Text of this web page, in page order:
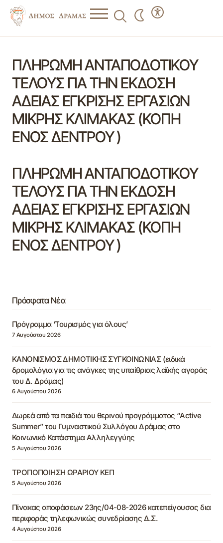
ΠΛΗΡΩΜΗ ΑΝΤΑΠΟΔΟΤΙΚΟΥ
ΤΕΛΟΥΣ ΓΙΑ ΤΗΝ ΕΚΔΟΣΗ
ΑΔΕΙΑΣ ΕΓΚΡΙΣΗΣ ΕΡΓΑΣΙΩΝ
ΜΙΚΡΗΣ ΚΛΙΜΑΚΑΣ (ΚΟΠΗ
ΕΝΟΣ ΔΕΝΤΡΟΥ )
ΠΛΗΡΩΜΗ ΑΝΤΑΠΟΔΟΤΙΚΟΥ
ΤΕΛΟΥΣ ΓΙΑ ΤΗΝ ΕΚΔΟΣΗ
ΑΔΕΙΑΣ ΕΓΚΡΙΣΗΣ ΕΡΓΑΣΙΩΝ
ΜΙΚΡΗΣ ΚΛΙΜΑΚΑΣ (ΚΟΠΗ
ΕΝΟΣ ΔΕΝΤΡΟΥ )
Πρόσφατα Νέα
Πρόγραμμα ‘Τουρισμός για όλους’
7 Αυγούστου 2026
ΚΑΝΟΝΙΣΜΟΣ ΔΗΜΟΤΙΚΗΣ ΣΥΓΚΟΙΝΩΝΙΑΣ (ειδικά
δρομολόγια για τις ανάγκες της υπαίθριας λαϊκής αγοράς
του Δ. Δράμας)
6 Αυγούστου 2026
Δωρεά από τα παιδιά του θερινού προγράμματος “Active
Summer” του Γυμναστικού Συλλόγου Δράμας στο
Κοινωνικό Κατάστημα Αλληλεγγύης
5 Αυγούστου 2026
ΤΡΟΠΟΠΟΙΗΣΗ ΩΡΑΡΙΟΥ ΚΕΠ
5 Αυγούστου 2026
Πίνακας αποφάσεων 23ης/04-08-2026 κατεπείγουσας δια
περιφοράς τηλεφωνικώς συνεδρίασης Δ.Σ.
4 Αυγούστου 2026